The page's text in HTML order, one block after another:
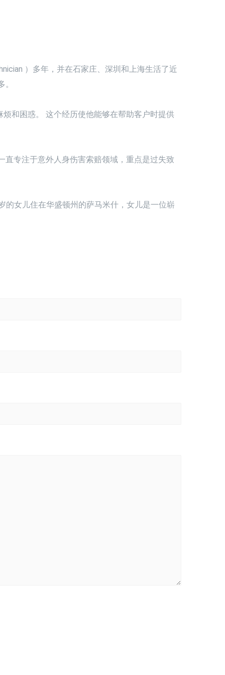
）多年，并在石家庄、深圳和上海生活了近
和困惑。 这个经历使他能够在帮助客户时提供
专注于意外人身伤害索赔领域，重点是过失致
的女儿住在华盛顿州的萨马米什，女儿是一位崭